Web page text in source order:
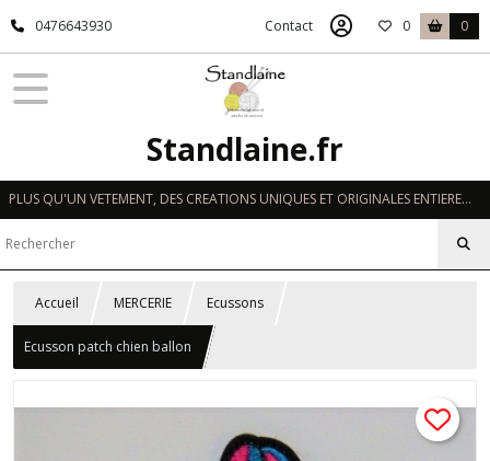
0476643930 Contact 0 0
Standlaine.fr
PLUS QU'UN VETEMENT, DES CREATIONS UNIQUES ET ORIGINALES ENTIEREMENT REALISEES A LA MAIN EN FRANCE
Accueil MERCERIE Ecussons
Ecusson patch chien ballon